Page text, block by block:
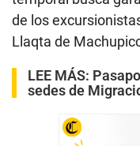
de los
Llaqta de
LEE MÁS:
sedes de